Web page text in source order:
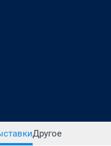
Другое